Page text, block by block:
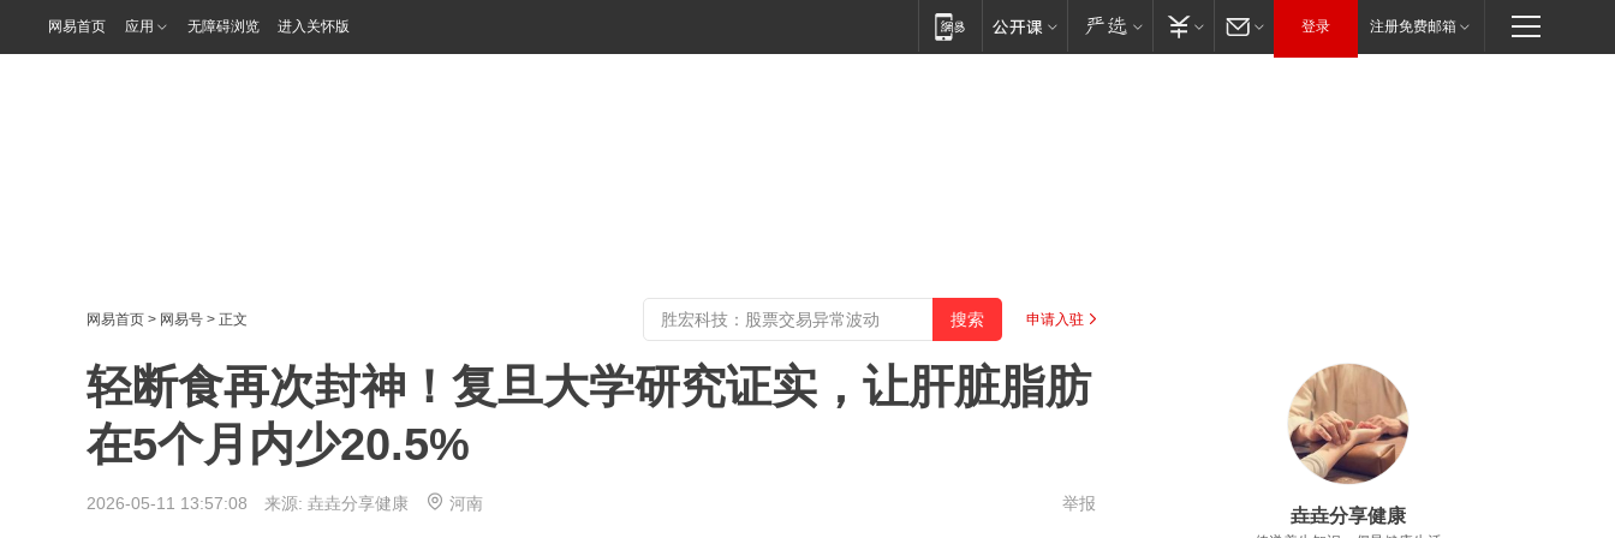
网易首页 应用 无障碍浏览 进入关怀版 登录 注册免费邮箱
网易首页 > 网易号 > 正文 申请入驻
轻断食再次封神！复旦大学研究证实，让肝脏脂肪
在5个月内少20.5%
2026-05-11 13:57:08 来源: 垚垚分享健康 河南 举报
垚垚分享健康